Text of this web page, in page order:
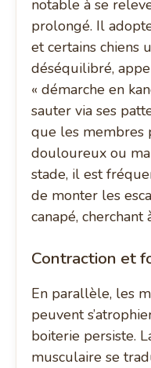
notable à se
prolongé. Il
et certains chiens
déséquilibré,
« démarche en
sauter via ses
que les membres
douloureux ou
stade, il est
de monter les
canapé,
Contraction et
En parallèle, les
peuvent
boiterie persiste.
musculaire se